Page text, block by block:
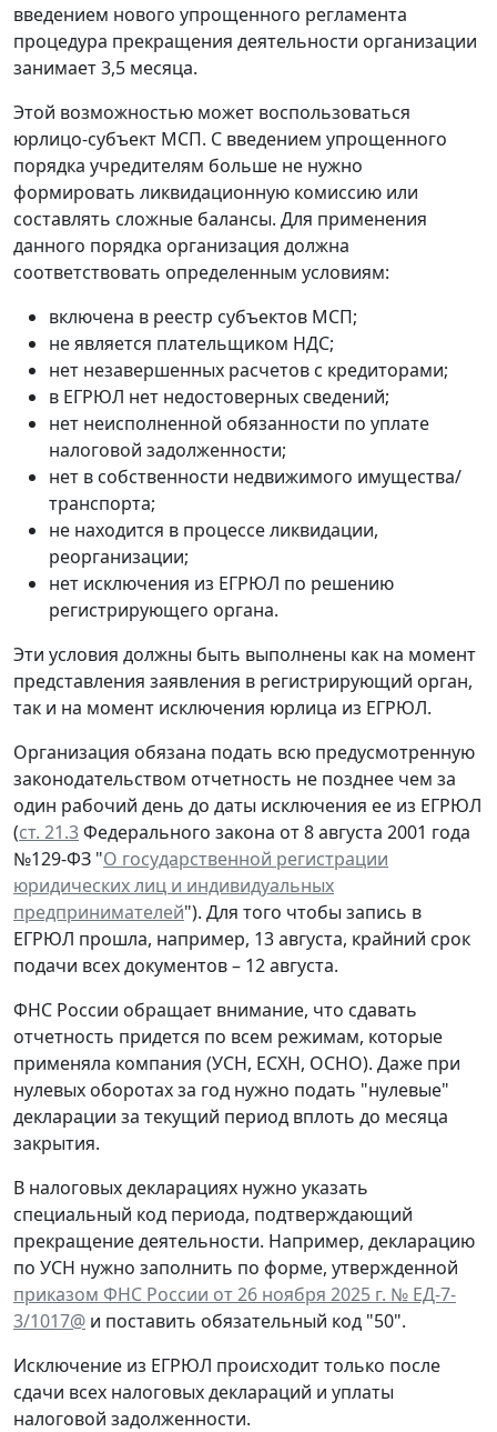
введением нового упрощенного регламента
процедура прекращения деятельности организации
занимает 3,5 месяца.
Этой возможностью может воспользоваться
юрлицо-субъект МСП. С введением упрощенного
порядка учредителям больше не нужно
формировать ликвидационную комиссию или
составлять сложные балансы. Для применения
данного порядка организация должна
соответствовать определенным условиям:
включена в реестр субъектов МСП;
не является плательщиком НДС;
нет незавершенных расчетов с кредиторами;
в ЕГРЮЛ нет недостоверных сведений;
нет неисполненной обязанности по уплате
налоговой задолженности;
нет в собственности недвижимого имущества/
транспорта;
не находится в процессе ликвидации,
реорганизации;
нет исключения из ЕГРЮЛ по решению
регистрирующего органа.
Эти условия должны быть выполнены как на момент
представления заявления в регистрирующий орган,
так и на момент исключения юрлица из ЕГРЮЛ.
Организация обязана подать всю предусмотренную
законодательством отчетность не позднее чем за
один рабочий день до даты исключения ее из ЕГРЮЛ
(ст. 21.3Федерального закона от 8 августа 2001 года
№129-ФЗ "О государственной регистрации
юридических лиц и индивидуальных
предпринимателей"). Для того чтобы запись в
ЕГРЮЛ прошла, например, 13 августа, крайний срок
подачи всех документов – 12 августа.
ФНС России обращает внимание, что сдавать
отчетность придется по всем режимам, которые
применяла компания (УСН, ЕСХН, ОСНО). Даже при
нулевых оборотах за год нужно подать "нулевые"
декларации за текущий период вплоть до месяца
закрытия.
В налоговых декларациях нужно указать
специальный код периода, подтверждающий
прекращение деятельности. Например, декларацию
по УСН нужно заполнить по форме, утвержденной
приказом ФНС России от 26 ноября 2025 г. № ЕД-7-
3/1017@ и поставить обязательный код "50".
Исключение из ЕГРЮЛ происходит только после
сдачи всех налоговых деклараций и уплаты
налоговой задолженности.